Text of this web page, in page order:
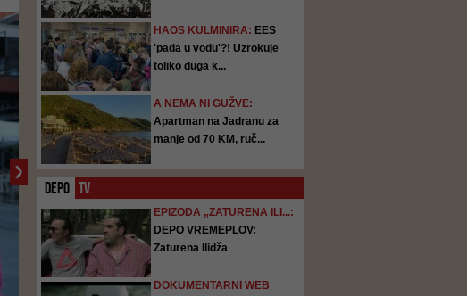
HAOS KULMINIRA: EES
'pada u vodu'?! Uzrokuje
toliko duga k...
A NEMA NI GUŽVE:
Apartman na Jadranu za
manje od 70 KM, ruč...
DEPO TV
EPIZODA „ZATURENA ILI...:
DEPO VREMEPLOV:
Zaturena Ilidža
DOKUMENTARNI WEB